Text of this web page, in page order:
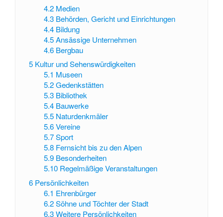
4.2 Medien
4.3 Behörden, Gericht und Einrichtungen
4.4 Bildung
4.5 Ansässige Unternehmen
4.6 Bergbau
5 Kultur und Sehenswürdigkeiten
5.1 Museen
5.2 Gedenkstätten
5.3 Bibliothek
5.4 Bauwerke
5.5 Naturdenkmäler
5.6 Vereine
5.7 Sport
5.8 Fernsicht bis zu den Alpen
5.9 Besonderheiten
5.10 Regelmäßige Veranstaltungen
6 Persönlichkeiten
6.1 Ehrenbürger
6.2 Söhne und Töchter der Stadt
6.3 Weitere Persönlichkeiten